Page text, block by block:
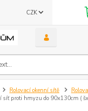
CZK
Rolovací okenní sítě
síť proti hmyzu do 90x130cm (